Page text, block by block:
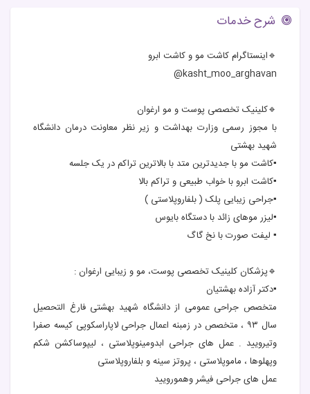
شرح خدمات
🔹اینستاگرام کاشت مو و کاشت ابرو
kasht_moo_arghavan@
🔹کلینیک تخصصی پوست و مو ارغوان
با مجوز رسمی وزارت بهداشت و زیر نظر معاونت درمان دانشگاه
شهید بهشتی
▪️کاشت مو با جدیدترین متد با بالاترین تراکم در یک جلسه
▪️کاشت ابرو با خواب طبیعی و تراکم بالا
▪️جراحی زیبایی پلک ( بلفاروپلاستی )
▪️لیزر موهای زائد با دستگاه بایوس
▪️ لیفت صورت با نخ گاگ
🔹پزشکان کلینیک تخصصی پوست، مو و زیبایی ارغوان :
▪️دکتر آزاده بهشتیان
متخصص جراحی عمومی از دانشگاه شهید بهشتی فارغ التحصیل
سال ۹۳ ، متخصص در زمبنه اعمال جراحی لاپاراسکوپی کیسه صفرا
وتیرویید . عمل های جراحی ابدومینوپلاستی ، لیپوساکشن شکم
وپهلوها ، ماموپلاستی ، پروتز سینه و بلفاروپلاستی
عمل های جراحی فیشر وهمورویید